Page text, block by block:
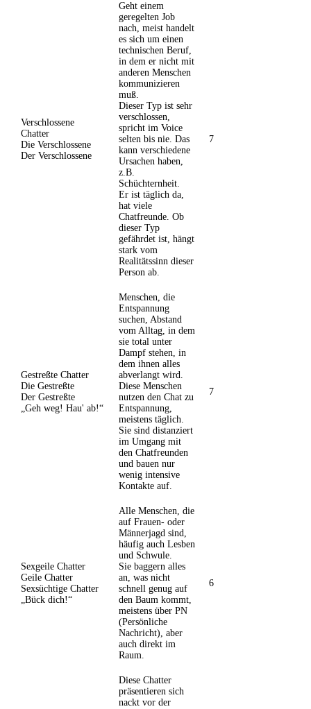
Verschlossene
Chatter
Die Verschlossene
Der Verschlossene
Geht einem
geregelten Job
nach, meist handelt
es sich um einen
technischen Beruf,
in dem er nicht mit
anderen Menschen
kommunizieren
muß.
Dieser Typ ist sehr
verschlossen,
spricht im Voice
selten bis nie. Das
kann verschiedene
Ursachen haben,
z.B.
Schüchternheit.
Er ist täglich da,
hat viele
Chatfreunde. Ob
dieser Typ
gefährdet ist, hängt
stark vom
Realitätssinn dieser
Person ab.
7
Gestreßte Chatter
Die Gestreßte
Der Gestreßte
„Geh weg! Hau' ab!“
Menschen, die
Entspannung
suchen, Abstand
vom Alltag, in dem
sie total unter
Dampf stehen, in
dem ihnen alles
abverlangt wird.
Diese Menschen
nutzen den Chat zu
Entspannung,
meistens täglich.
Sie sind distanziert
im Umgang mit
den Chatfreunden
und bauen nur
wenig intensive
Kontakte auf.
7
Sexgeile Chatter
Geile Chatter
Sexsüchtige Chatter
„Bück dich!“
Alle Menschen, die
auf Frauen- oder
Männerjagd sind,
häufig auch Lesben
und Schwule.
Sie baggern alles
an, was nicht
schnell genug auf
den Baum kommt,
meistens über PN
(Persönliche
Nachricht), aber
auch direkt im
Raum.
6
Diese Chatter
präsentieren sich
nackt vor der